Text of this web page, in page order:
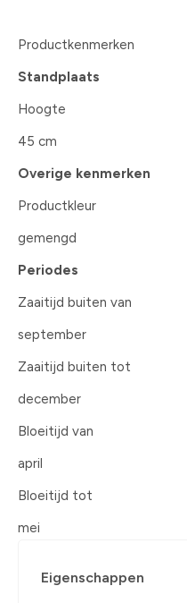
Productkenmerken
Standplaats
Hoogte
45 cm
Overige kenmerken
Productkleur
gemengd
Periodes
Zaaitijd buiten van
september
Zaaitijd buiten tot
december
Bloeitijd van
april
Bloeitijd tot
mei
Eigenschappen